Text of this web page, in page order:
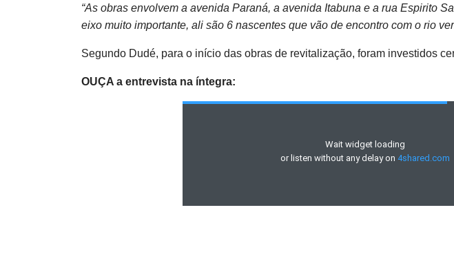
“As obras envolvem a avenida Paraná, a avenida Itabuna e a rua Espirito
eixo muito importante, ali são 6 nascentes que vão de encontro com o rio
Segundo Dudé, para o início das obras de revitalização, foram investidos
OUÇA a entrevista na íntegra: